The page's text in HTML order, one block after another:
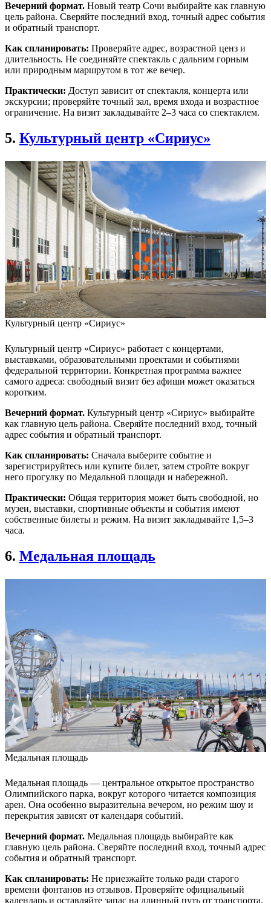
Вечерний формат. Новый театр Сочи выбирайте как главную
цель района. Сверяйте последний вход, точный адрес события
и обратный транспорт.
Как спланировать: Проверяйте адрес, возрастной ценз и
длительность. Не соединяйте спектакль с дальним горным
или природным маршрутом в тот же вечер.
Практически: Доступ зависит от спектакля, концерта или
экскурсии; проверяйте точный зал, время входа и возрастное
ограничение. На визит закладывайте 2–3 часа со спектаклем.
5. Культурный центр «Сириус»
Культурный центр «Сириус»
Культурный центр «Сириус» работает с концертами,
выставками, образовательными проектами и событиями
федеральной территории. Конкретная программа важнее
самого адреса: свободный визит без афиши может оказаться
коротким.
Вечерний формат. Культурный центр «Сириус» выбирайте
как главную цель района. Сверяйте последний вход, точный
адрес события и обратный транспорт.
Как спланировать: Сначала выберите событие и
зарегистрируйтесь или купите билет, затем стройте вокруг
него прогулку по Медальной площади и набережной.
Практически: Общая территория может быть свободной, но
музеи, выставки, спортивные объекты и события имеют
собственные билеты и режим. На визит закладывайте 1,5–3
часа.
6. Медальная площадь
Медальная площадь
Медальная площадь — центральное открытое пространство
Олимпийского парка, вокруг которого читается композиция
арен. Она особенно выразительна вечером, но режим шоу и
перекрытия зависят от календаря событий.
Вечерний формат. Медальная площадь выбирайте как
главную цель района. Сверяйте последний вход, точный адрес
события и обратный транспорт.
Как спланировать: Не приезжайте только ради старого
времени фонтанов из отзывов. Проверяйте официальный
календарь и оставляйте запас на длинный путь от транспорта.